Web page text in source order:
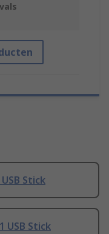
Stick
USB Stick